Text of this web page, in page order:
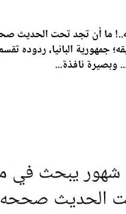
ما أن تجد تحت الحديث
البانيا، ردوده
وبصيرة نافذة...